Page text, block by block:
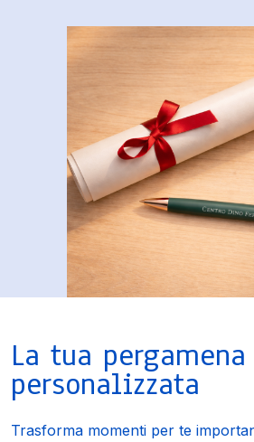
La tua pergamena
personalizzata
Trasforma momenti per te